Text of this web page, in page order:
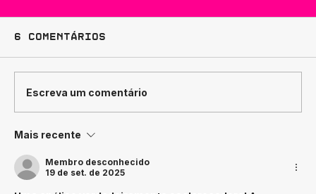
Posicionamento de Marca em
Design
6 comentários
Escreva um comentário
Mais recente
Membro desconhecido
19 de set. de 2025